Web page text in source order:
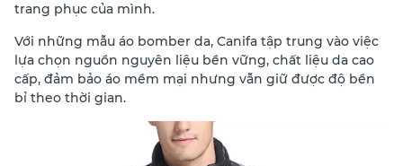
trang phục của mình.
Với những mẫu áo bomber da, Canifa tập trung vào việc
lựa chọn nguồn nguyên liệu bền vững, chất liệu da cao
cấp, đảm bảo áo mềm mại nhưng vẫn giữ được độ bền
bỉ theo thời gian.